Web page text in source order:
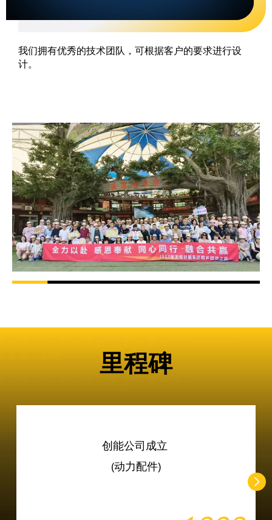
我们拥有优秀的技术团队，可根据客户的要求进行设
计。
里程碑
创能公司成立
(动力配件)